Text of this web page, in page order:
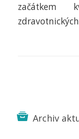
začátkem
Archiv